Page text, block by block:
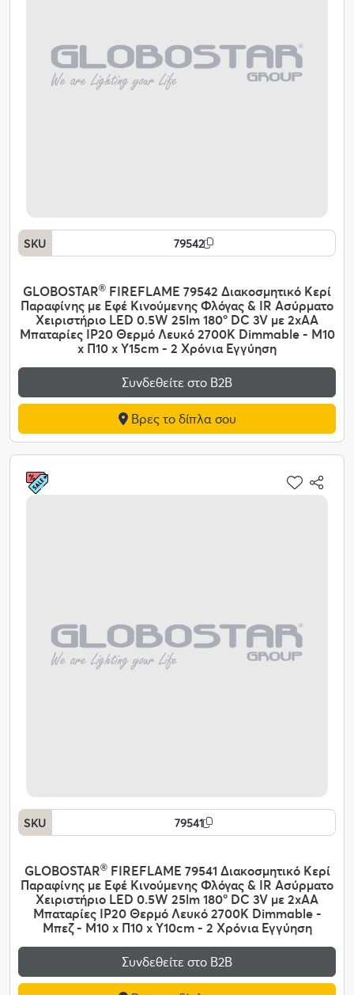
SKU 79542
GLOBOSTAR® FIREFLAME 79542 Διακοσμητικό Κερί
Παραφίνης με Εφέ Κινούμενης Φλόγας & IR Ασύρματο
Χειριστήριο LED 0.5W 25lm 180° DC 3V με 2xAA
Μπαταρίες IP20 Θερμό Λευκό 2700K Dimmable - Μ10
x Π10 x Υ15cm - 2 Χρόνια Εγγύηση
Συνδεθείτε στο Β2Β
Βρες το δίπλα σου
SKU 79541
GLOBOSTAR®FIREFLAME 79541 Διακοσμητικό Κερί
Παραφίνης με Εφέ Κινούμενης Φλόγας & IR Ασύρματο
Χειριστήριο LED 0.5W 25lm 180° DC 3V με 2xAA
Μπαταρίες IP20 Θερμό Λευκό 2700K Dimmable -
Μπεζ - Μ10 x Π10 x Υ10cm - 2 Χρόνια Εγγύηση
Συνδεθείτε στο Β2Β